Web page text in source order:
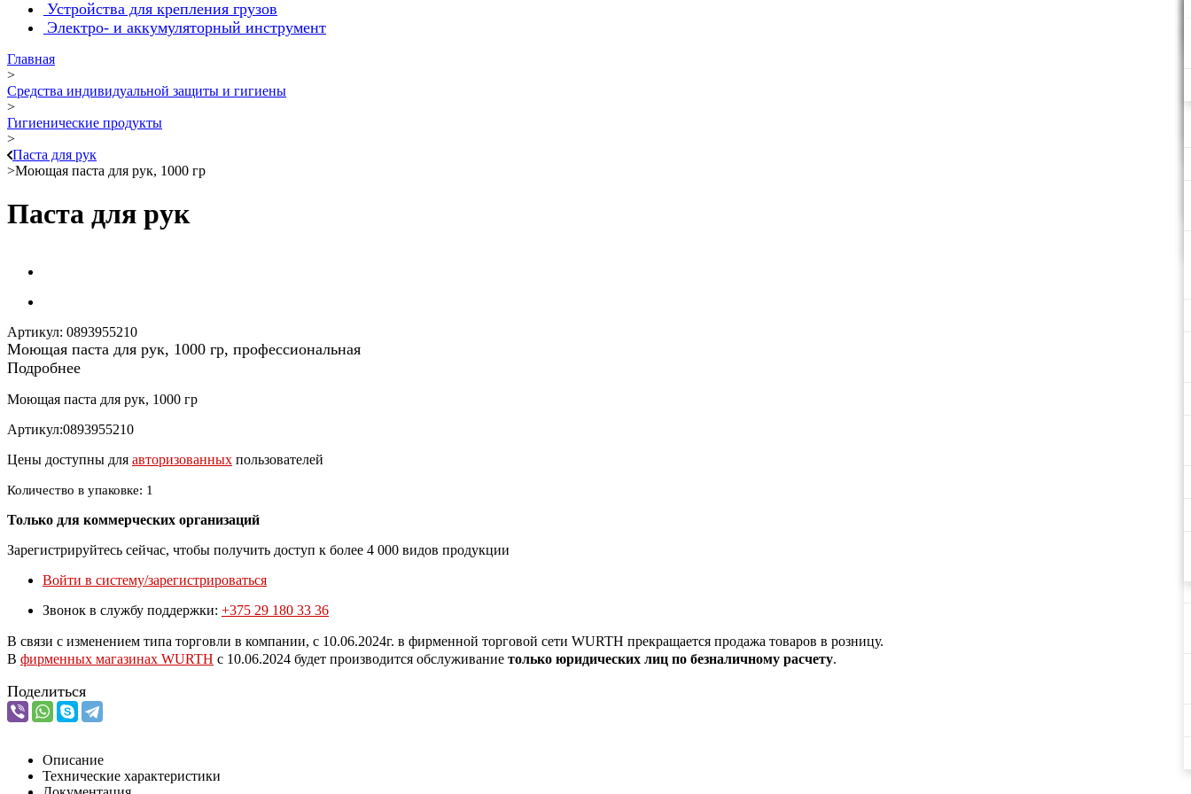
Устройства для крепления грузов
Электро- и аккумуляторный инструмент
Главная
>
Средства индивидуальной защиты и гигиены
>
Гигиенические продукты
>
Паста для рук
>Моющая паста для рук, 1000 гр
Паста для рук
Артикул: 0893955210
Моющая паста для рук, 1000 гр, профессиональная
Подробнее
Моющая паста для рук, 1000 гр
Артикул:0893955210
Цены доступны для авторизованных пользователей
Количество в упаковке: 1
Только для коммерческих организаций
Зарегистрируйтесь сейчас, чтобы получить доступ к более 4 000 видов продукции
Войти в систему/зарегистрироваться
Звонок в службу поддержки: +375 29 180 33 36
В связи с изменением типа торговли в компании, с 10.06.2024г. в фирменной торговой сети WURTH прекращается продажа товаров в розницу.
В фирменных магазинах WURTH c 10.06.2024 будет производится обслуживание только юридических лиц по безналичному расчету.
Поделиться
Описание
Технические характеристики